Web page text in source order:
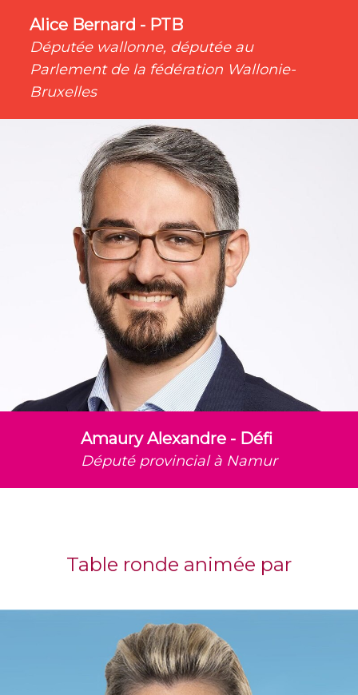
Alice Bernard - PTB
Députée wallonne, députée au
Parlement de la fédération Wallonie-
Bruxelles
Amaury Alexandre - Défi
Député provincial à Namur
Table ronde animée par